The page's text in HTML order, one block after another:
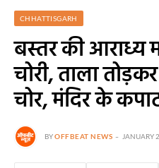
CHHATTISGARH
बस्तर की आराध्य
चोरी, ताला
चोर, मंदिर के
BYOFFBEAT NEWS JANUARY